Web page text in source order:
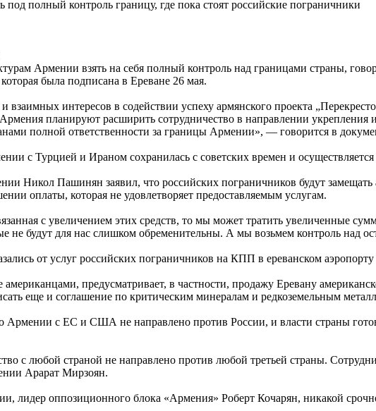
полный контроль границу, где пока стоят российские пограничники
Армении взять на себя полный контроль над границами страны,
была подписана в Ереване 26 мая.
взаимных интересов в содействии успеху армянского проекта
планируют расширить сотрудничество в направлении укрепления
полной ответственности за границы Армении», — говорится в
с Турцией и Ираном сохранилась с советских времен и
Никол Пашинян заявил, что российских пограничников будут
оплаты, которая не удовлетворяет предоставляемым услугам.
с увеличением этих средств, то мы может тратить увеличенные
не будут для нас слишком обременительны. А мы возьмем контроль
от услуг российских пограничников на КПП в ереванском
предусматривает, в частности, продажу Еревану
еще и соглашение по критическим минералам и редкоземельным
Армении с ЕС и США не направлено против России, и власти страны
с любой страной не направлено против любой третьей страны.
Арарат Мирзоян.
лидер оппозиционного блока «Армения» Роберт Кочарян, никакой